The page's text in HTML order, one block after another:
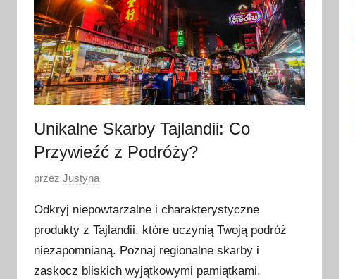
g
o
2
0
2
6
Unikalne Skarby Tajlandii: Co
Przywieźć z Podróży?
O
u
b
l
i
przez Justyna
Odkryj niepowtarzalne i charakterystyczne
produkty z Tajlandii, które uczynią Twoją podróż
niezapomnianą. Poznaj regionalne skarby i
zaskocz bliskich wyjątkowymi pamiątkami.